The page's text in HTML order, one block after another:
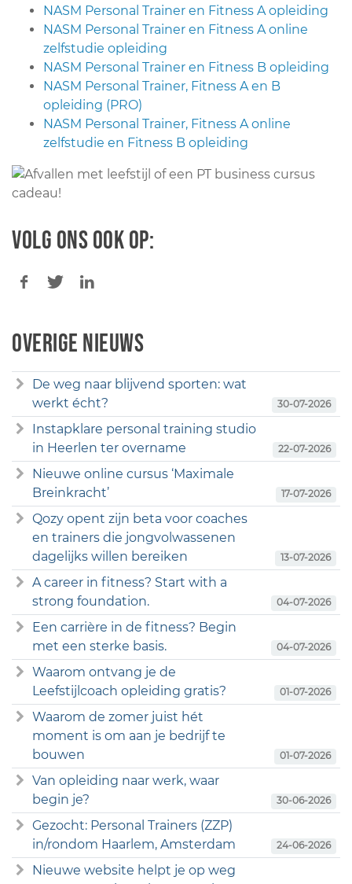
NASM Personal Trainer en Fitness A opleiding
NASM Personal Trainer en Fitness A online
zelfstudie opleiding
NASM Personal Trainer en Fitness B opleiding
NASM Personal Trainer, Fitness A en B
opleiding (PRO)
NASM Personal Trainer, Fitness A online
zelfstudie en Fitness B opleiding
Volg ons ook op:
Overige nieuws
De weg naar blijvend sporten: wat
werkt écht?
30-07-2026
Instapklare personal training studio
in Heerlen ter overname
22-07-2026
Nieuwe online cursus ‘Maximale
Breinkracht’
17-07-2026
Qozy opent zijn beta voor coaches
en trainers die jongvolwassenen
dagelijks willen bereiken
13-07-2026
A career in fitness? Start with a
strong foundation.
04-07-2026
Een carrière in de fitness? Begin
met een sterke basis.
04-07-2026
Waarom ontvang je de
Leefstijlcoach opleiding gratis?
01-07-2026
Waarom de zomer juist hét
moment is om aan je bedrijf te
bouwen
01-07-2026
Van opleiding naar werk, waar
begin je?
30-06-2026
Gezocht: Personal Trainers (ZZP)
in/rondom Haarlem, Amsterdam
24-06-2026
Nieuwe website helpt je op weg